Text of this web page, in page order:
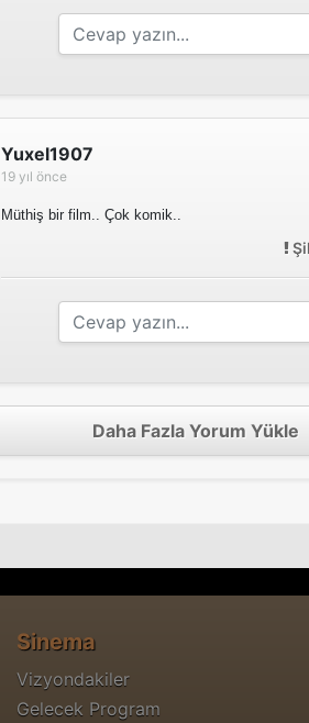
Yuxel1907
19 yıl önce
Müthiş bir film.. Çok komik..
Daha Fazla Yorum Yükle
Sinema
Vizyondakiler
Gelecek Program